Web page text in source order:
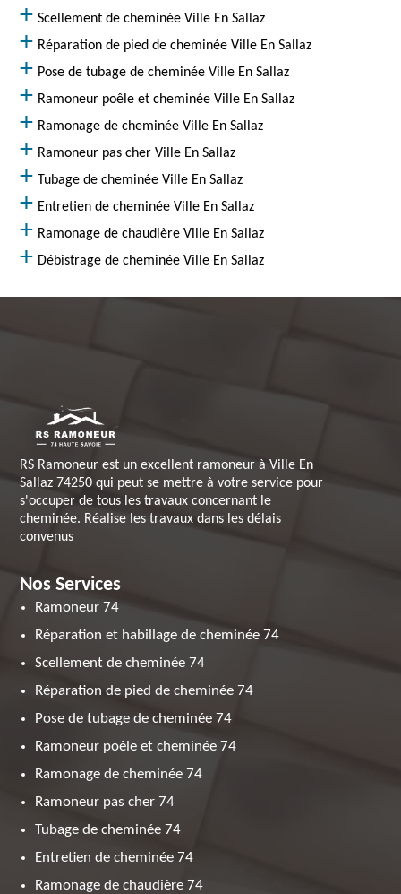
Scellement de cheminée Ville En Sallaz
Réparation de pied de cheminée Ville En Sallaz
Pose de tubage de cheminée Ville En Sallaz
Ramoneur poêle et cheminée Ville En Sallaz
Ramonage de cheminée Ville En Sallaz
Ramoneur pas cher Ville En Sallaz
Tubage de cheminée Ville En Sallaz
Entretien de cheminée Ville En Sallaz
Ramonage de chaudière Ville En Sallaz
Débistrage de cheminée Ville En Sallaz
RS Ramoneur est un excellent ramoneur à Ville En
Sallaz 74250 qui peut se mettre à votre service pour
s'occuper de tous les travaux concernant le
cheminée. Réalise les travaux dans les délais
convenus
Nos Services
Ramoneur 74
Réparation et habillage de cheminée 74
Scellement de cheminée 74
Réparation de pied de cheminée 74
Pose de tubage de cheminée 74
Ramoneur poêle et cheminée 74
Ramonage de cheminée 74
Ramoneur pas cher 74
Tubage de cheminée 74
Entretien de cheminée 74
Ramonage de chaudière 74